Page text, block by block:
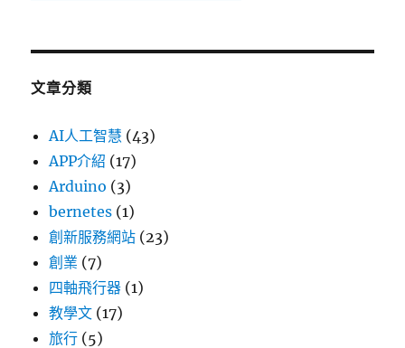
文章分類
AI人工智慧 (43)
APP介紹 (17)
Arduino (3)
bernetes (1)
創新服務網站 (23)
創業 (7)
四軸飛行器 (1)
教學文 (17)
旅行 (5)